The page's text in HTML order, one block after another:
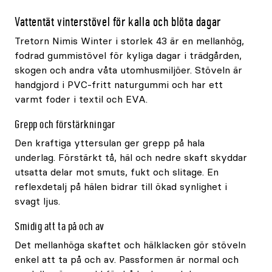
Vattentät vinterstövel för kalla och blöta dagar
Tretorn Nimis Winter i storlek 43 är en mellanhög,
fodrad gummistövel för kyliga dagar i trädgården,
skogen och andra våta utomhusmiljöer. Stöveln är
handgjord i PVC-fritt naturgummi och har ett
varmt foder i textil och EVA.
Grepp och förstärkningar
Den kraftiga yttersulan ger grepp på hala
underlag. Förstärkt tå, häl och nedre skaft skyddar
utsatta delar mot smuts, fukt och slitage. En
reflexdetalj på hälen bidrar till ökad synlighet i
svagt ljus.
Smidig att ta på och av
Det mellanhöga skaftet och hälklacken gör stöveln
enkel att ta på och av. Passformen är normal och